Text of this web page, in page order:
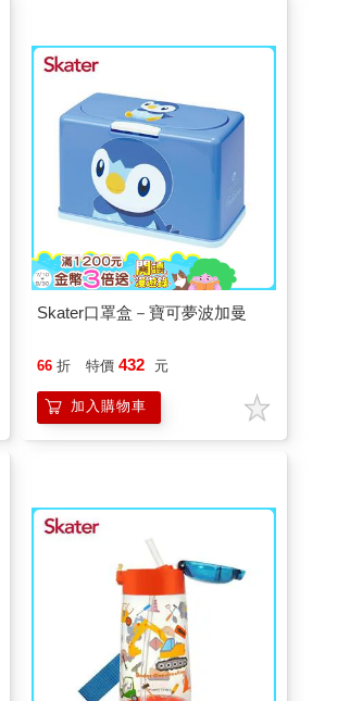
Skater口罩盒－寶可夢波加曼
66 折 特價 432 元
加入購物車